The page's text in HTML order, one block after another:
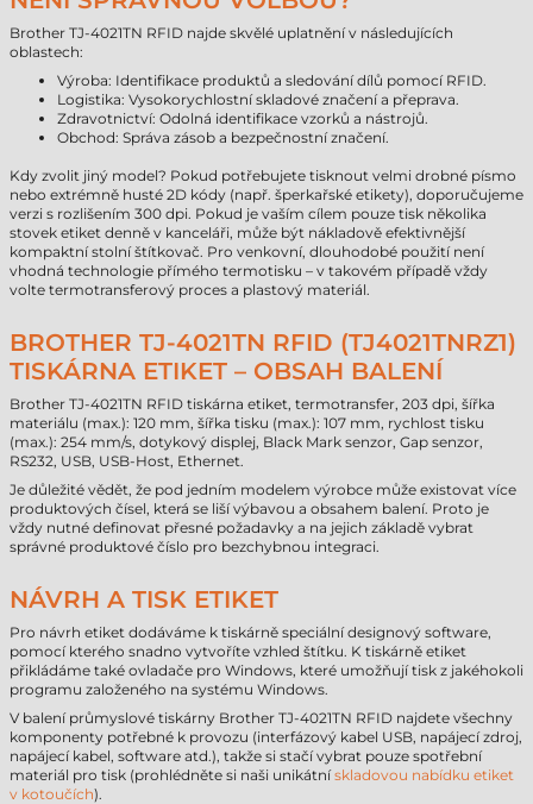
Brother TJ-4021TN RFID najde skvělé uplatnění v následujících
oblastech:
Výroba: Identifikace produktů a sledování dílů pomocí RFID.
Logistika: Vysokorychlostní skladové značení a přeprava.
Zdravotnictví: Odolná identifikace vzorků a nástrojů.
Obchod: Správa zásob a bezpečnostní značení.
Kdy zvolit jiný model? Pokud potřebujete tisknout velmi drobné písmo
nebo extrémně husté 2D kódy (např. šperkařské etikety), doporučujeme
verzi s rozlišením 300 dpi. Pokud je vaším cílem pouze tisk několika
stovek etiket denně v kanceláři, může být nákladově efektivnější
kompaktní stolní štítkovač. Pro venkovní, dlouhodobé použití není
vhodná technologie přímého termotisku – v takovém případě vždy
volte termotransferový proces a plastový materiál.
BROTHER TJ-4021TN RFID (TJ4021TNRZ1)
TISKÁRNA ETIKET – OBSAH BALENÍ
Brother TJ-4021TN RFID tiskárna etiket, termotransfer, 203 dpi, šířka
materiálu (max.): 120 mm, šířka tisku (max.): 107 mm, rychlost tisku
(max.): 254 mm/s, dotykový displej, Black Mark senzor, Gap senzor,
RS232, USB, USB-Host, Ethernet.
Je důležité vědět, že pod jedním modelem výrobce může existovat více
produktových čísel, která se liší výbavou a obsahem balení. Proto je
vždy nutné definovat přesné požadavky a na jejich základě vybrat
správné produktové číslo pro bezchybnou integraci.
NÁVRH A TISK ETIKET
Pro návrh etiket dodáváme k tiskárně speciální designový software,
pomocí kterého snadno vytvoříte vzhled štítku. K tiskárně etiket
přikládáme také ovladače pro Windows, které umožňují tisk z jakéhokoli
programu založeného na systému Windows.
V balení průmyslové tiskárny Brother TJ-4021TN RFID najdete všechny
komponenty potřebné k provozu (interfázový kabel USB, napájecí zdroj,
napájecí kabel, software atd.), takže si stačí vybrat pouze spotřební
materiál pro tisk (prohlédněte si naši unikátnískladovou nabídku etiket
v kotoučích).